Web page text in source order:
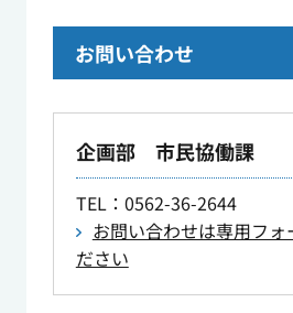
お問い合わせ
企画部 市民協働課
TEL：0562-36-2644
お問い合わせは専用フォ
ださい